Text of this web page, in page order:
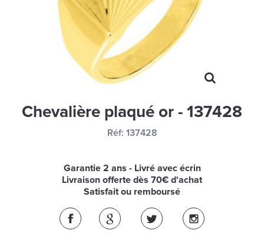
BONNES AFFAIRES
CARTES CADEAUX
IDÉE CADEAUX
BLOG
Chevalière plaqué or - 137428
Réf: 137428
Garantie 2 ans - Livré avec écrin
Livraison offerte dès 70€ d'achat
Satisfait ou remboursé